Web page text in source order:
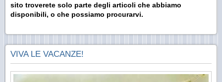
sito troverete solo parte degli articoli che abbiamo
disponibili, o che possiamo procurarvi.
VIVA LE VACANZE!